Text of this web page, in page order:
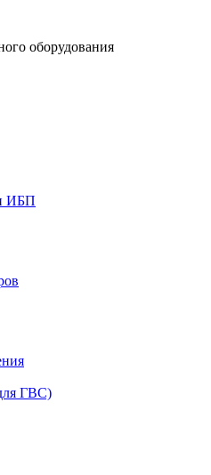
оборудования
ИБП
ГВС)